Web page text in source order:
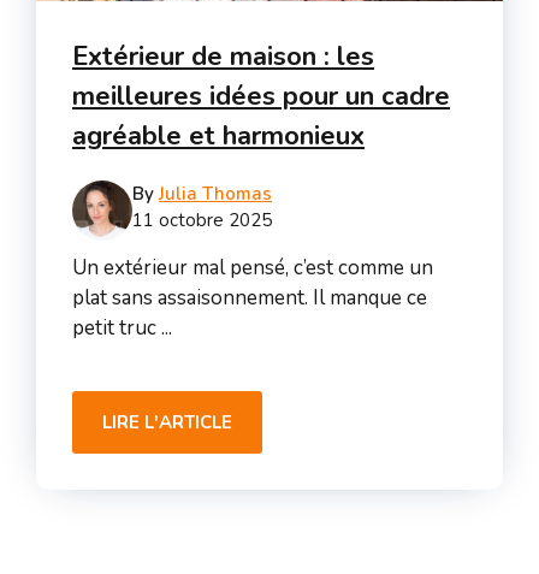
Extérieur de maison : les
meilleures idées pour un cadre
agréable et harmonieux
ByJulia Thomas
11 octobre 2025
Un extérieur mal pensé, c’est comme un
plat sans assaisonnement. Il manque ce
petit truc ...
LIRE L'ARTICLE